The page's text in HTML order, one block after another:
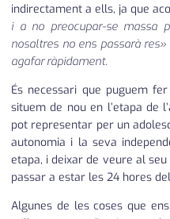
indirectament a ells, ja que
i a no preocupar-se massa
nosaltres no ens passarà res»
agafar ràpidament.
És necessari que puguem
situem de nou en l’etapa de
pot representar per un
autonomia i la seva
etapa, i deixar de veure al seu
passar a estar les 24 hores
Algunes de les coses que